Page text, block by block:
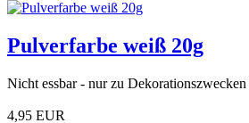
Pulverfarbe weiß 20g
Nicht essbar - nur zu Dekorationszwecken
4,95 EUR